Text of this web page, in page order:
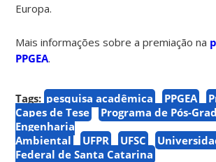
Europa.
Mais informações sobre a premiação na
PPGEA.
Tags: pesquisa acadêmica PPGEA
Capes de Tese
Programa de Pós-
Engenharia
Ambiental
UFPR UFSC
Federal de Santa Catarina